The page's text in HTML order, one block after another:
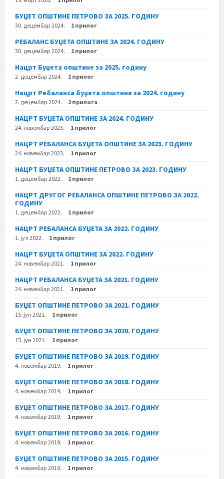
БУЏЕТ ОПШТИНЕ ПЕТРОВО ЗА 2025. ГОДИНУ
30. децембар 2024. 1 прилог
РЕБАЛАНС БУЏЕТА ОПШТИНЕ ЗА 2024. ГОДИНУ
30. децембар 2024. 1 прилог
Нацрт Буџета општине за 2025. годину
2. децембар 2024. 1 прилог
Нацрт Ребаланса буџета општине за 2024. годину
2. децембар 2024. 2 прилога
НАЦРТ БУЏЕТА ОПШТИНЕ ЗА 2024. ГОДИНУ
24. новембар 2023. 1 прилог
НАЦРТ РЕБАЛАНСА БУЏЕТА ОПШТИНЕ ЗА 2023. ГОДИНУ
24. новембар 2023. 1 прилог
НАЦРТ БУЏЕТА ОПШТИНЕ ПЕТРОВО ЗА 2023. ГОДИНУ
1. децембар 2022. 1 прилог
НАЦРТ ДРУГОГ РЕБАЛАНСА ОПШТИНЕ ПЕТРОВО ЗА 2022.
ГОДИНУ
1. децембар 2022. 1 прилог
НАЦРТ РЕБАЛАНСА БУЏЕТА ЗА 2022. ГОДИНУ
1. јул 2022. 1 прилог
НАЦРТ БУЏЕТА ОПШТИНЕ ЗА 2022. ГОДИНУ
24. новембар 2021. 1 прилог
НАЦРТ РЕБАЛАНСА БУЏЕТА ЗА 2021. ГОДИНУ
24. новембар 2021. 1 прилог
БУЏЕТ ОПШТИНЕ ПЕТРОВО ЗА 2021. ГОДИНУ
15. јун 2021. 1 прилог
БУЏЕТ ОПШТИНЕ ПЕТРОВО ЗА 2020. ГОДИНУ
15. јун 2021. 1 прилог
БУЏЕТ ОПШТИНЕ ПЕТРОВО ЗА 2019. ГОДИНУ
4. новембар 2019. 1 прилог
БУЏЕТ ОПШТИНЕ ПЕТРОВО ЗА 2018. ГОДИНУ
4. новембар 2019. 1 прилог
БУЏЕТ ОПШТИНЕ ПЕТРОВО ЗА 2017. ГОДИНУ
4. новембар 2019. 1 прилог
БУЏЕТ ОПШТИНЕ ПЕТРОВО ЗА 2016. ГОДИНУ
4. новембар 2019. 1 прилог
БУЏЕТ ОПШТИНЕ ПЕТРОВО ЗА 2015. ГОДИНУ
4. новембар 2019. 1 прилог